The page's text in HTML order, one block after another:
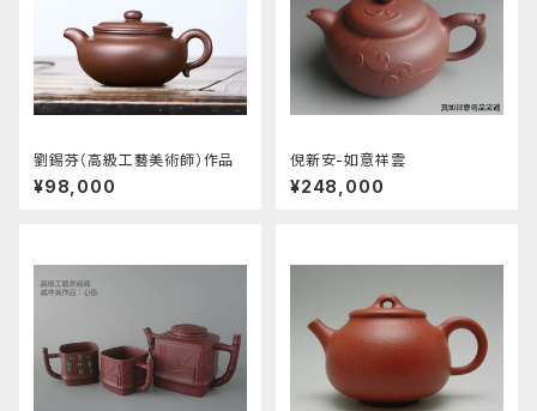
劉錫芬（高級工藝美術師）作品
¥98,000
倪新安-如意祥雲
¥248,000